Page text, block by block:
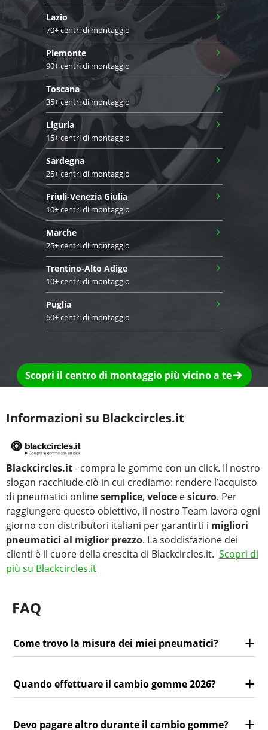
Lazio
70+ centri di montaggio
›
Piemonte
90+ centri di montaggio
›
Toscana
35+ centri di montaggio
›
Liguria
15+ centri di montaggio
›
Sardegna
25+ centri di montaggio
›
Friuli-Venezia Giulia
10+ centri di montaggio
›
Marche
25+ centri di montaggio
›
Trentino-Alto Adige
10+ centri di montaggio
›
Puglia
60+ centri di montaggio
›
Scopri il centro di montaggio più vicino a te
Informazioni su Blackcircles.it
Blackcircles.it- compra le gomme con un click. Il nostro
slogan racchiude ciò in cui crediamo: rendere l’acquisto
di pneumatici onlinesemplice, veloce esicuro. Per
raggiungere questo obiettivo, il nostro Team lavora ogni
giorno con distributori italiani per garantirti i migliori
pneumatici al miglior prezzo. La soddisfazione dei
clienti è il cuore della crescita di Blackcircles.it. Scopri di
più su Blackcircles.it
FAQ
Come trovo la misura dei miei pneumatici?
Quando effettuare il cambio gomme 2026?
Devo pagare altro durante il cambio gomme?